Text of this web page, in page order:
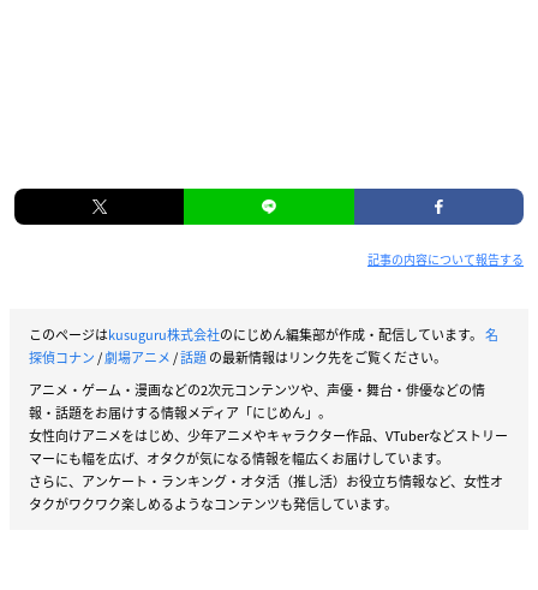
記事の内容について報告する
このページはkusuguru株式会社のにじめん編集部が作成・配信しています。 名
探偵コナン/劇場アニメ/話題の最新情報はリンク先をご覧ください。
アニメ・ゲーム・漫画などの2次元コンテンツや、声優・舞台・俳優などの情
報・話題をお届けする情報メディア「にじめん」。
女性向けアニメをはじめ、少年アニメやキャラクター作品、VTuberなどストリー
マーにも幅を広げ、オタクが気になる情報を幅広くお届けしています。
さらに、アンケート・ランキング・オタ活（推し活）お役立ち情報など、女性オ
タクがワクワク楽しめるようなコンテンツも発信しています。